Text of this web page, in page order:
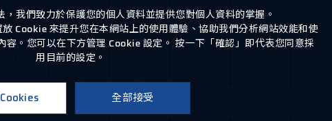
iBest
我們致力於保護您的個人資料並提供您對個人資料的掌握。
Cookie 來提升您在本網站上的使用體驗、協助我們分析網站效能和使
。您可以在下方管理 Cookie 設定。 按一下「確認」即代表您同意採
用目前的設定。
全部接受